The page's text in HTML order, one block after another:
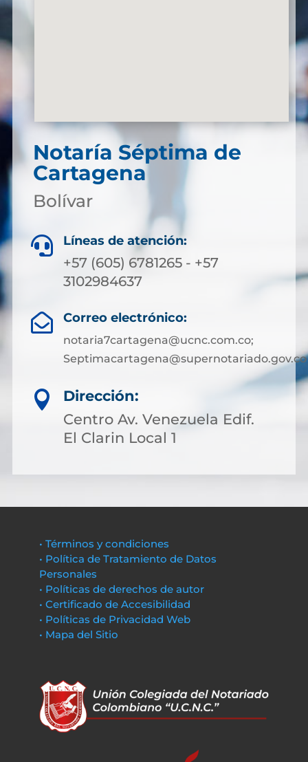
Notaría Séptima de
Cartagena
Bolívar
 Líneas de atención:
+57 (605) 6781265 - +57
3102984637
 Correo electrónico:
notaria7cartagena@ucnc.com.co;
Septimacartagena@supernotariado.gov.co

Dirección:
Centro Av. Venezuela Edif.
El Clarin Local 1
• Términos y condiciones
• Política de Tratamiento de Datos
Personales
• Políticas de derechos de autor
• Certificado de Accesibilidad
• Políticas de Privacidad Web
• Mapa del Sitio